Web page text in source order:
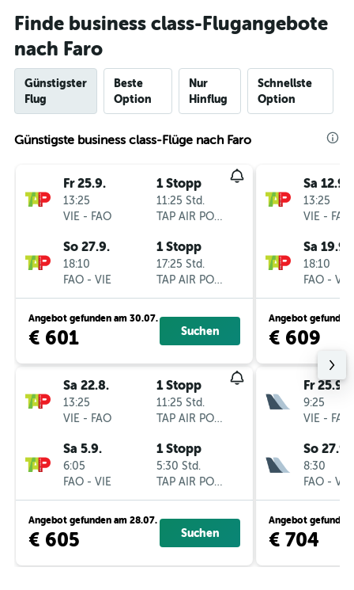
Finde business class-Flugangebote
nach Faro
Günstigster
Flug
Beste
Option
Nur
Hinflug
Schnellste
Option
Günstigste business class-Flüge nach Faro
Fr 25.9.
13:25
VIE - FAO
1 Stopp
11:25 Std.
TAP AIR PORTUGAL
So 27.9.
18:10
FAO - VIE
1 Stopp
17:25 Std.
TAP AIR PORTUGAL
Angebot gefunden am 30.07.
€ 601 Suchen
Sa 22.8.
13:25
VIE - FAO
1 Stopp
11:25 Std.
TAP AIR PORTUGAL
Sa 5.9.
6:05
FAO - VIE
1 Stopp
5:30 Std.
TAP AIR PORTUGAL
Angebot gefunden am 28.07.
€ 605 Suchen
Sa 12.9.
13:25
VIE - FAO
Sa 19.9.
18:10
FAO - VIE
Angebot gefunden
€ 609
Fr 25.9.
9:25
VIE - FAO
So 27.9.
8:30
FAO - VIE
Angebot gefunden
€ 704